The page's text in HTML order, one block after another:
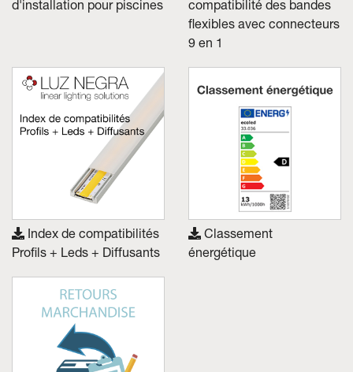
d'installation pour piscines
compatibilité des bandes
flexibles avec connecteurs
9 en 1
Index de compatibilités
Profils + Leds + Diffusants
Classement
énergétique